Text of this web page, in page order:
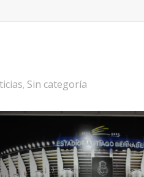
, Sin categoría